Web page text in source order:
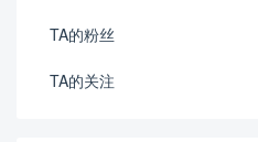
TA的粉丝
TA的关注